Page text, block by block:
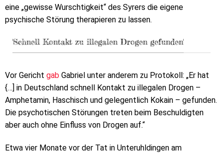
eine „gewisse Wurschtigkeit“ des Syrers die eigene
psychische Störung therapieren zu lassen.
'Schnell Kontakt zu illegalen Drogen gefunden'
Vor Gericht gab Gabriel unter anderem zu Protokoll: „Er hat
{…] in Deutschland schnell Kontakt zu illegalen Drogen –
Amphetamin, Haschisch und gelegentlich Kokain – gefunden.
Die psychotischen Störungen treten beim Beschuldigten
aber auch ohne Einfluss von Drogen auf.“
Etwa vier Monate vor der Tat in Unteruhldingen am